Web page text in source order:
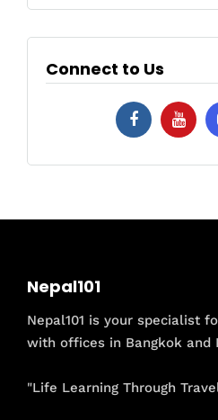
Connect to Us
Nepal101
Nepal101 is your specialist
with offices in Bangkok and
"Life Learning Through